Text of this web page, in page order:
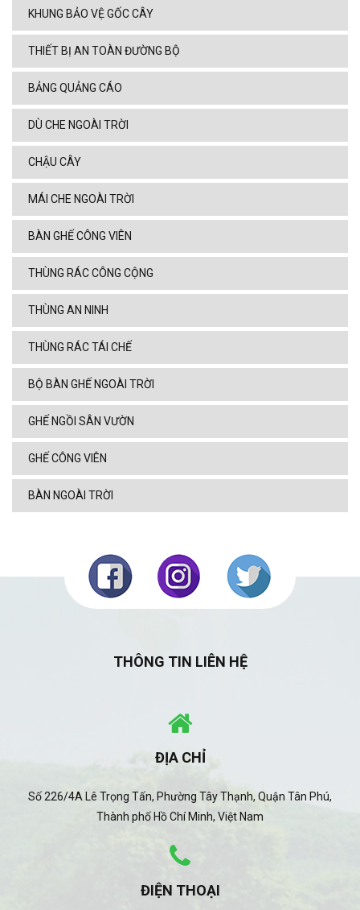
KHUNG BẢO VỆ GỐC CÂY
THIẾT BỊ AN TOÀN ĐƯỜNG BỘ
BẢNG QUẢNG CÁO
DÙ CHE NGOÀI TRỜI
CHẬU CÂY
MÁI CHE NGOÀI TRỜI
BÀN GHẾ CÔNG VIÊN
THÙNG RÁC CÔNG CỘNG
THÙNG AN NINH
THÙNG RÁC TÁI CHẾ
BỘ BÀN GHẾ NGOÀI TRỜI
GHẾ NGỒI SÂN VƯỜN
GHẾ CÔNG VIÊN
BÀN NGOÀI TRỜI
THÔNG TIN LIÊN HỆ
ĐỊA CHỈ
Số 226/4A Lê Trọng Tấn, Phường Tây Thạnh, Quận Tân Phú,
Thành phố Hồ Chí Minh, Việt Nam
ĐIỆN THOẠI